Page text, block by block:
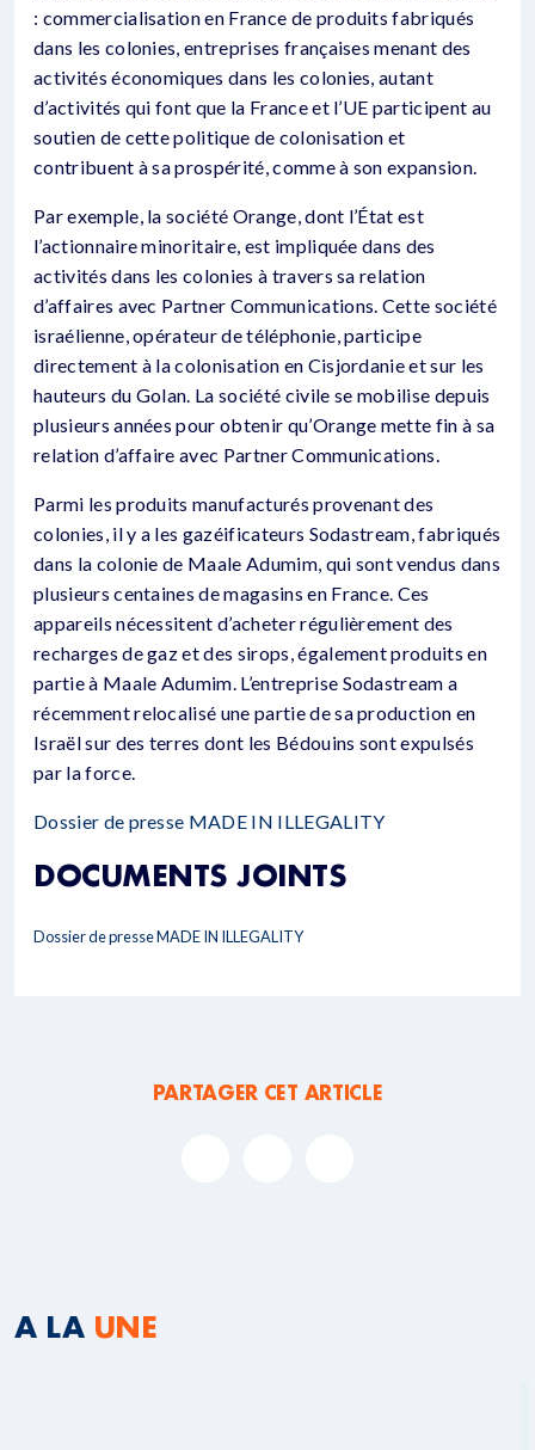
: commercialisation en France de produits fabriqués
dans les colonies, entreprises françaises menant des
activités économiques dans les colonies, autant
d’activités qui font que la France et l’UE participent au
soutien de cette politique de colonisation et
contribuent à sa prospérité, comme à son expansion.
Par exemple, la société Orange, dont l’État est
l’actionnaire minoritaire, est impliquée dans des
activités dans les colonies à travers sa relation
d’affaires avec Partner Communications. Cette société
israélienne, opérateur de téléphonie, participe
directement à la colonisation en Cisjordanie et sur les
hauteurs du Golan. La société civile se mobilise depuis
plusieurs années pour obtenir qu’Orange mette fin à sa
relation d’affaire avec Partner Communications.
Parmi les produits manufacturés provenant des
colonies, il y a les gazéificateurs Sodastream, fabriqués
dans la colonie de Maale Adumim, qui sont vendus dans
plusieurs centaines de magasins en France. Ces
appareils nécessitent d’acheter régulièrement des
recharges de gaz et des sirops, également produits en
partie à Maale Adumim. L’entreprise Sodastream a
récemment relocalisé une partie de sa production en
Israël sur des terres dont les Bédouins sont expulsés
par la force.
Dossier de presse MADE IN ILLEGALITY
DOCUMENTS JOINTS
Dossier de presse MADE IN ILLEGALITY
PARTAGER CET ARTICLE
A LA UNE